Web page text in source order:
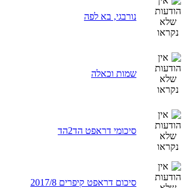
נורבגי, בא לפה
שמות וכאלה
סיכומי דראפט הד2הד
סיכום דראפט קיפרים 2017/8